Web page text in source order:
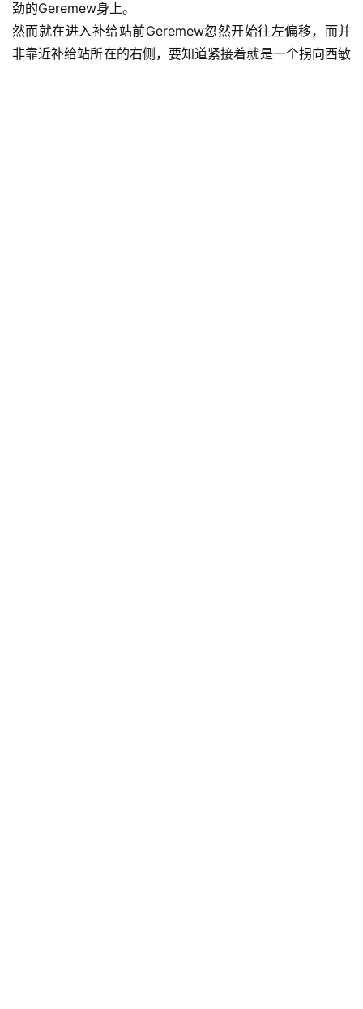
劲的Geremew身上。
然而就在进入补给站前Geremew忽然开始往左偏移，而并
非靠近补给站所在的右侧，要知道紧接着就是一个拐向西敏